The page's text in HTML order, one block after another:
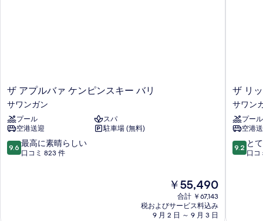
Bedrooms)
の
す
べ
(The
Strand
Residence
Bedrooms)
ザ
ア
プ
ル
バ
ァ
ケ
ザ アプルバァ ケンピンスキー バリ
サワンガン
プール
スパ
空港送迎
駐車場 (無料)
10
段
9.6 最高に素晴らしい
口コミ 823 件
現
の
料
￥55,490
合計 ￥67,143
税およびサービス料込み
9 月 2 日 ～ 9 月 3 日
ザ
リ
ッ
ツ
カ
ー
ル
ザ リ
サワン
プール
空港
10
段
9.2 と
口コ